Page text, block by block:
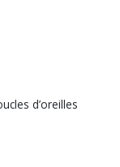
d’oreilles